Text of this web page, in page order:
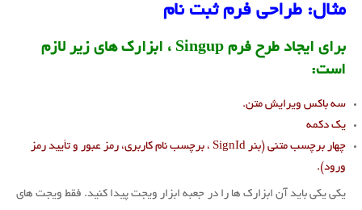
مثال: طراحی فرم ثبت نام
برای ایجاد طرح فرم Singup ، ابزارک های زیر لازم
است:
سه باکس ویرایش متن.
یک دکمه
چهار برچسب متنی (بنر SignId ، برچسب نام کاربری، رمز عبور و تأیید رمز
ورود).
یکی یکی باید آن ابزارک ها را در جعبه ابزار ویجت پیدا کنید. فقط ویجت های